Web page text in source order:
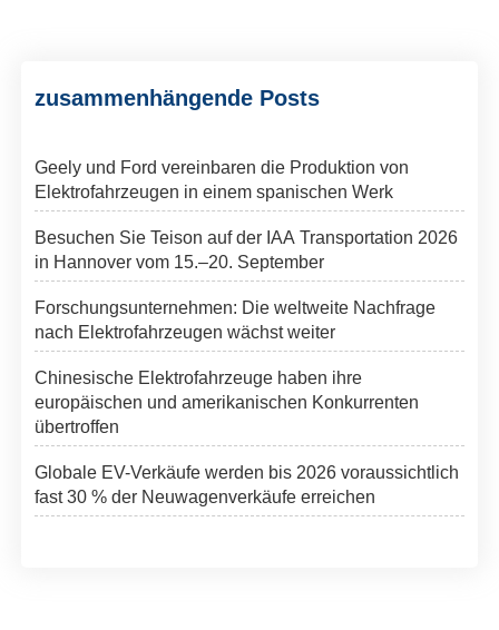
zusammenhängende Posts
Geely und Ford vereinbaren die Produktion von
Elektrofahrzeugen in einem spanischen Werk
Besuchen Sie Teison auf der IAA Transportation 2026
in Hannover vom 15.–20. September
Forschungsunternehmen: Die weltweite Nachfrage
nach Elektrofahrzeugen wächst weiter
Chinesische Elektrofahrzeuge haben ihre
europäischen und amerikanischen Konkurrenten
übertroffen
Globale EV-Verkäufe werden bis 2026 voraussichtlich
fast 30 % der Neuwagenverkäufe erreichen